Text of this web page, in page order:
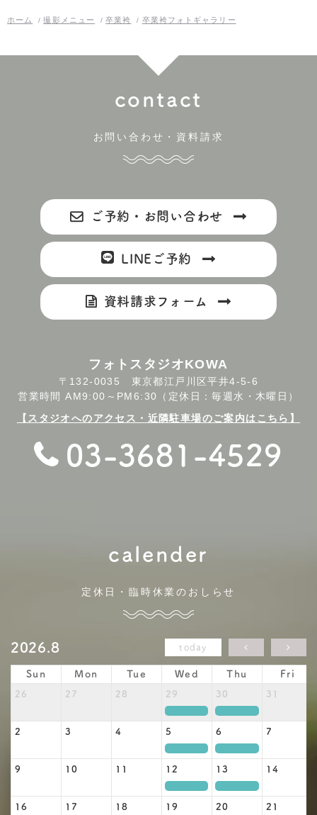
ホーム 撮影メニュー 卒業袴 卒業袴フォトギャラリー
contact
お問い合わせ・資料請求
ご予約・お問い合わせ
LINEご予約
資料請求フォーム
フォトスタジオKOWA
〒132-0035 東京都江戸川区平井4-5-6
営業時間 AM9:00～PM6:30（定休日：毎週水・木曜日）
【スタジオへのアクセス・近隣駐車場のご案内はこちら】
03-3681-4529
calender
定休日・臨時休業のおしらせ
2026.8 today
Sun Mon Tue Wed Thu Fri
26 27 28 29 30 31
2 3 4 5 6 7
9 10 11 12 13 14
16 17 18 19 20 21